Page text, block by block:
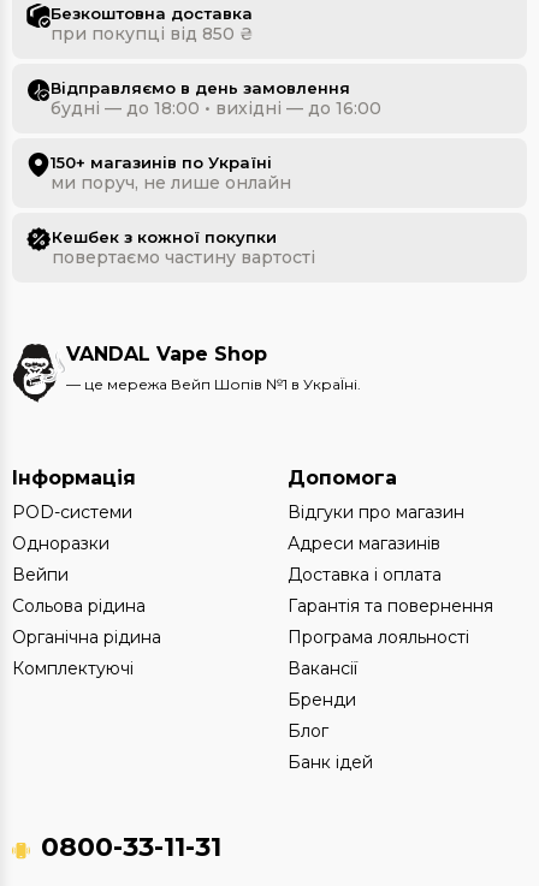
Рідини для електронних сигарет у Києві
Рідини для електронних сигарет у Кам'янці-Подільському
Рідини для електронних сигарет в Івано-Франківську
Рідини для електронних сигарет у Дніпрі
Безкоштовна доставка
при покупці від 850 ₴
Відправляємо в день замовлення
будні — до 18:00 • вихідні — до 16:00
150+ магазинів по Україні
ми поруч, не лише онлайн
Кешбек з кожної покупки
повертаємо частину вартості
VANDAL Vape Shop
— це мережа Вейп Шопів №1 в УкраЇні.
Інформація
POD-системи
Одноразки
Вейпи
Сольова рідина
Органічна рідина
Комплектуючі
Допомога
Відгуки про магазин
Адреси магазинів
Доставка і оплата
Гарантія та повернення
Програма лояльності
Вакансії
Бренди
Блог
Банк ідей
0800-33-11-31